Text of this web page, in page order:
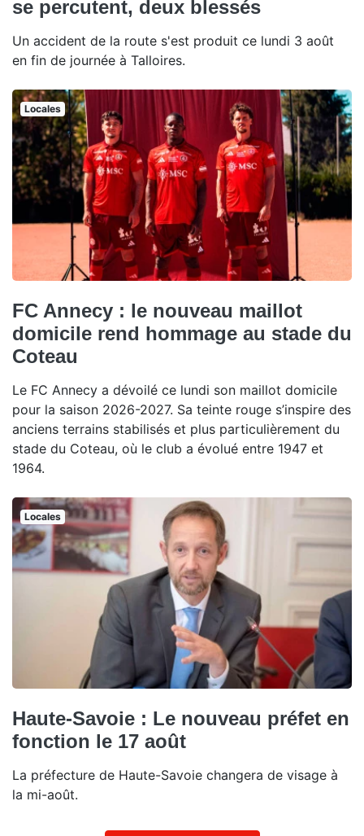
se percutent, deux blessés
Un accident de la route s'est produit ce lundi 3 août
en fin de journée à Talloires.
Locales
FC Annecy : le nouveau maillot
domicile rend hommage au stade du
Coteau
Le FC Annecy a dévoilé ce lundi son maillot domicile
pour la saison 2026-2027. Sa teinte rouge s’inspire des
anciens terrains stabilisés et plus particulièrement du
stade du Coteau, où le club a évolué entre 1947 et
1964.
Locales
Haute-Savoie : Le nouveau préfet en
fonction le 17 août
La préfecture de Haute-Savoie changera de visage à
la mi-août.